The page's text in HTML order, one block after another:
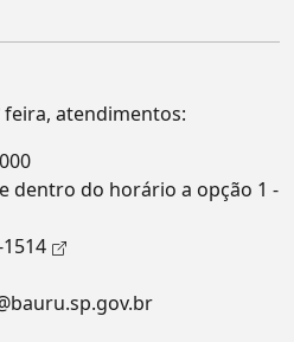
feira, atendimentos:
dentro do horário a opção 1 -